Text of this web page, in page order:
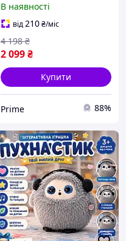
дітей розвиваючий
автомат з підсвіткою
В наявності
від210₴/міс
2 099₴
4 198 ₴
Купити
Prime 88%